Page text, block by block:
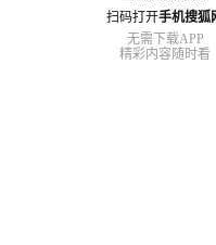
扫码打开手机搜狐
无需下载APP
精彩内容随时看